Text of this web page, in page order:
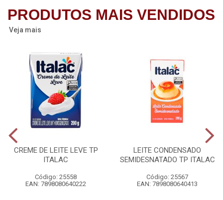
PRODUTOS MAIS VENDIDOS
Veja mais
CREME DE LEITE LEVE TP
ITALAC
Código: 25558
EAN: 7898080640222
LEITE CONDENSADO
SEMIDESNATADO TP ITALAC
Código: 25567
EAN: 7898080640413